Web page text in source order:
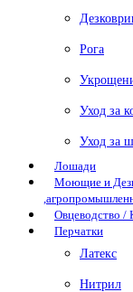
Рога
Уход за
Уход за
Лошади
Моющие и
Овцеводство /
Перчатки
Латекс
Нитрил